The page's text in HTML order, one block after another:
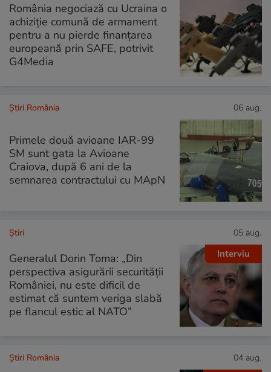
România negociază cu Ucraina o
achiziție comună de armament
pentru a nu pierde finanțarea
europeană prin SAFE, potrivit
G4Media
Știri România 06 aug.
Primele două avioane IAR-99
SM sunt gata la Avioane
Craiova, după 6 ani de la
semnarea contractului cu MApN
Interviu
Ştiri 05 aug.
Generalul Dorin Toma: „Din
perspectiva asigurării securității
României, nu este dificil de
estimat că suntem veriga slabă
pe flancul estic al NATO”
Știri România 04 aug.